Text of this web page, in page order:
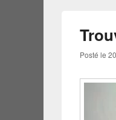
Posté le